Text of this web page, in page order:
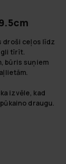
droši ceļos līdz
tīrīt.
būris suņiem
izvēle, kad
draugu.